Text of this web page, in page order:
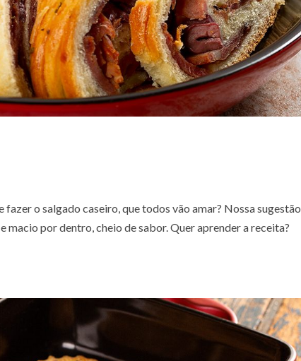
o salgado caseiro, que todos vão amar? Nossa
macio por dentro, cheio de sabor. Quer aprender a receita?